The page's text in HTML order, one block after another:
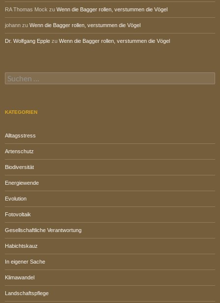
RA Thomas Mock zu Wenn die Bagger rollen, verstummen die Vögel
johann zu Wenn die Bagger rollen, verstummen die Vögel
Dr. Wolfgang Epple zu Wenn die Bagger rollen, verstummen die Vögel
Suchen
nach:
KATEGORIEN
Alltagsstress
Artenschutz
Biodiversität
Energiewende
Evolution
Fotovoltaik
Gesellschaftliche Verantwortung
Habichtskauz
In eigener Sache
Klimawandel
Landschaftspflege